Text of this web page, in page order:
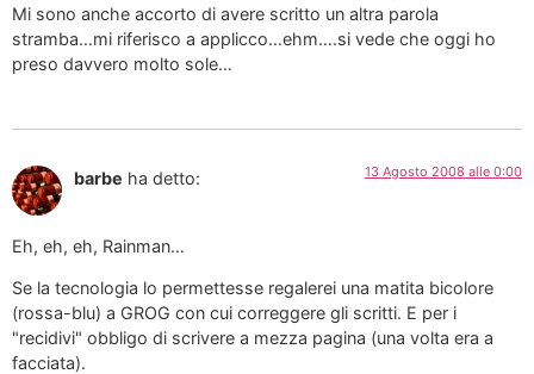
Mi sono anche accorto di avere scritto un altra parola
stramba…mi riferisco a applicco…ehm….si vede che oggi ho
preso davvero molto sole…
barbe ha detto: 13 Agosto 2008 alle 0:00
Eh, eh, eh, Rainman…
Se la tecnologia lo permettesse regalerei una matita bicolore
(rossa-blu) a GROG con cui correggere gli scritti. E per i
"recidivi" obbligo di scrivere a mezza pagina (una volta era a
facciata).